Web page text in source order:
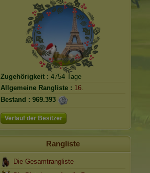
Zugehörigkeit : 4754 Tage
Allgemeine Rangliste : 16.
Bestand : 969.393
Verlauf der Besitzer
Rangliste
Die Gesamtrangliste